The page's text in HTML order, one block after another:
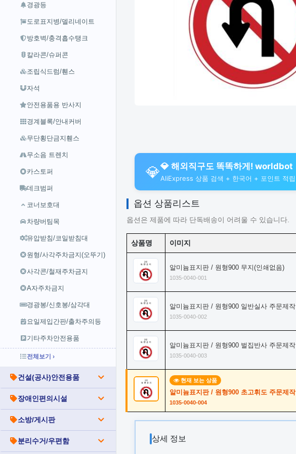
경광등
도로표지병/델리네이트
방호벽/충격흡수탱크
칼라콘/슈퍼콘
조립식드럼/휀스
자석
안전용품용 반사지
경계블록/안내커버
무단횡단금지휀스
무소음 트렌치
카스토퍼
데크범퍼
코너보호대
차량버팀목
유압받침/코일받침대
원형/사각주차금지(오뚜기)
사각콘/철재주차금지
A자주차금지
경광봉/신호봉/삼각대
요일제입간판/출차주의등
기타주차안전용품
전체보기 ›
건설(공사)안전용품
장애인편의시설
소방/게시판
분리수거/우편함
💎💎 해외직구도 똑똑하게! worldbot
AliExpress 상품 검색 + 한국어 + 포인트 적립
옵션 상품리스트
옵션은 제품에 따라 단독배송이 어려울 수 있습니다.
상품명 이미지
알미늄표지판 / 원형900 무지(인쇄없음)
1035-0040-001
알미늄표지판 / 원형900 일반실사 주문제작
1035-0040-002
알미늄표지판 / 원형900 벌집반사 주문제작
1035-0040-003
현재 보는 상품
알미늄표지판 / 원형900 초고휘도 주문제작
1035-0040-004
상세 정보